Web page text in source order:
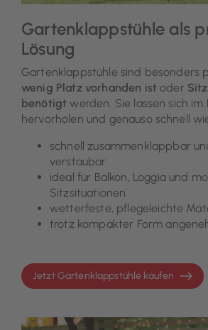
Gartenklappstühle als
Lösung
Gartenklappstühle sind besonders
wenig Platz vorhanden ist oder
benötigt werden. Sie lassen sich
hervorholen und genauso schnell
schnell zusammenklappbar
verstaubar
ideal für Balkon, Loggia und
Sitzsituationen
wetterfeste, pflegeleichte
trotz kompakter Form
Jetzt Gartenklappstühle kaufen